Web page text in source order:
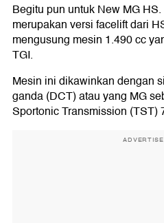
Begitu pun untuk New MG
merupakan versi facelift dari
mengusung mesin 1.490 cc
TGI.
Mesin ini dikawinkan dengan
ganda (DCT) atau yang MG
Sportonic Transmission (TST)